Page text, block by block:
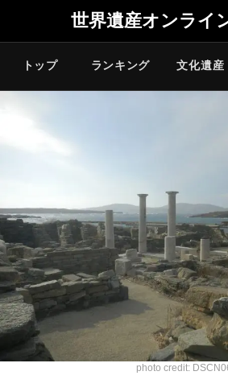
世界遺産オンライ
トップ ランキング 文化遺産
photo credit: